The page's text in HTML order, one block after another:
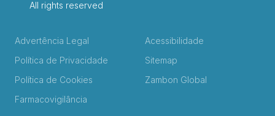
All rights reserved
Advertência Legal
Política de Privacidade
Política de Cookies
Farmacovigilância
Acessibilidade
Sitemap
Zambon Global